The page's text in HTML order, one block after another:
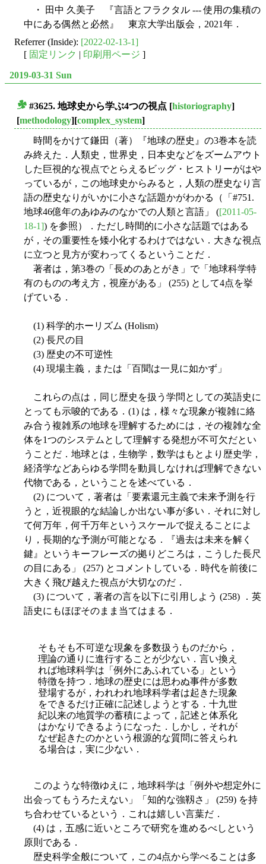
・ 田中 久美子 『言語とフラクタル --- 使用の集積の
中にある偶然と必然』 東京大学出版会，2021年．
Referrer (Inside): [2022-02-13-1]
[ 固定リンク 印刷用ページ ]
2019-03-31 Sun
#3625. 地球史から学ぶ4つの視点 [historiography]
[methodology][complex_system]
時間をかけて鎌田（著）『地球の歴史』の3巻本を読
み終えた．人類史，世界史，日本史などをズームアウト
した巨視的な視点でとらえるビッグ・ヒストリーがはや
っているが，この地球史からみると，人類の歴史なり言
語の歴史なりがいかに小さな話題かがわかる（「#751.
地球46億年のあゆみのなかでの人類と言語」 ([2011-05-
18-1]) を参照）．ただし時間的に小さな話題ではある
が，その重要性を矮小化するわけではない．大きな視点
に立つと見方が変わってくるということだ．
著者は，第3巻の「長めのあとがき」で「地球科学特
有のものの考え方，視座がある」 (255) として4点を挙
げている．
(1) 科学的ホーリズム (Holism)
(2) 長尺の目
(3) 歴史の不可逆性
(4) 現場主義，または「百聞は一見に如かず」
これらの点は，同じ歴史を扱う学問としての英語史に
とっても示唆的である．(1) は，様々な現象が複雑に絡
み合う複雑系の地球を理解するためには，その複雑な全
体を1つのシステムとして理解する発想が不可欠だとい
うことだ．地球とは，生物学，数学はもとより歴史学，
経済学などあらゆる学問を動員しなければ理解できない
代物である，ということを述べている．
(2) について，著者は「要素還元主義で未来予測を行
うと，近視眼的な結論しか出ない事が多い．それに対し
て何万年，何千万年というスケールで捉えることによ
り，長期的な予測が可能となる．『過去は未来を解く
鍵』というキーフレーズの拠りどころは，こうした長尺
の目にある」 (257) とコメントしている．時代を前後に
大きく飛び越えた視点が大切なのだ．
(3) について，著者の言を以下に引用しよう (258) ．英
語史にもほぼそのまま当てはまる．
そもそも不可逆な現象を多数扱うものだから，
理論の通りに進行することが少ない．言い換え
れば地球科学は「例外にあふれている」という
特徴を持つ．地球の歴史には思わぬ事件が多数
登場するが，われわれ地球科学者は起きた現象
をできるだけ正確に記述しようとする．十九世
紀以来の地質学の蓄積によって，記述と体系化
はかなりできるようになった．しかし，それが
なぜ起きたのかという根源的な質問に答えられ
る場合は，実に少ない．
このような特徴ゆえに，地球科学は「例外や想定外に
出会ってもうろたえない」「知的な強靱さ」 (259) を持
ち合わせているという．これは嬉しい言葉だ．
(4) は，五感に近いところで研究を進めるべしという
原則である．
歴史科学全般について，この4点から学べることは多